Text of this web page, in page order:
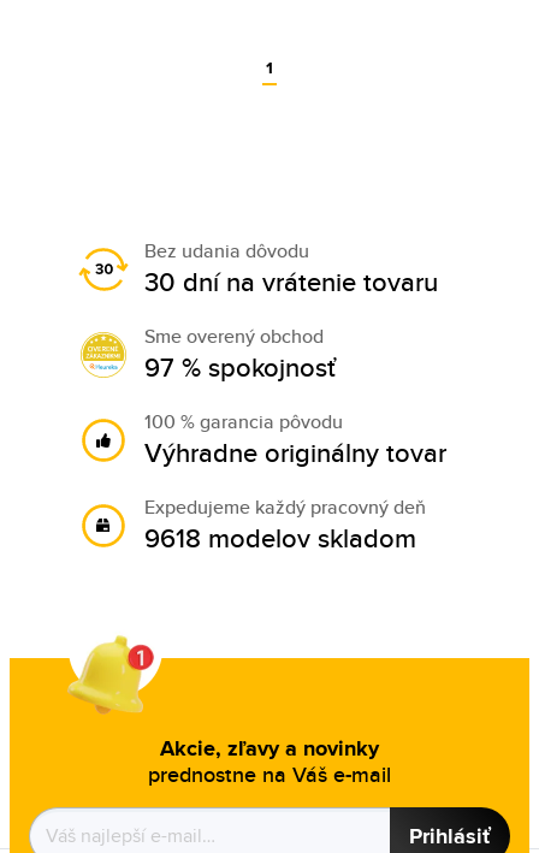
1
Bez udania dôvodu
30 dní na vrátenie tovaru
Sme overený obchod
97 % spokojnosť
100 % garancia pôvodu
Výhradne originálny tovar
Expedujeme každý pracovný deň
9618 modelov skladom
Akcie, zľavy a novinky
prednostne na Váš e-mail
Prihlásiť